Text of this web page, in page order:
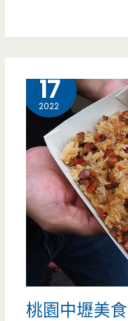
區
有
夠
多，
3.6
公
無
17
2022
桃園中壢美